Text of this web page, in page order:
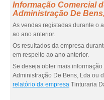
Informação Comercial
Administração De
As vendas registadas durante o
ao ano anterior.
Os resultados da empresa
em respeito ao ano anterior.
Se deseja obter mais
Administração De Bens, Lda ou
relatório da empresa Tinturaria